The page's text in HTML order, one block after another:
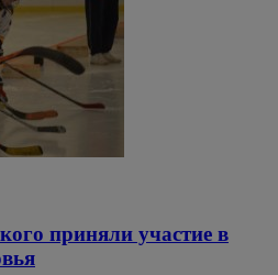
приняли участие в